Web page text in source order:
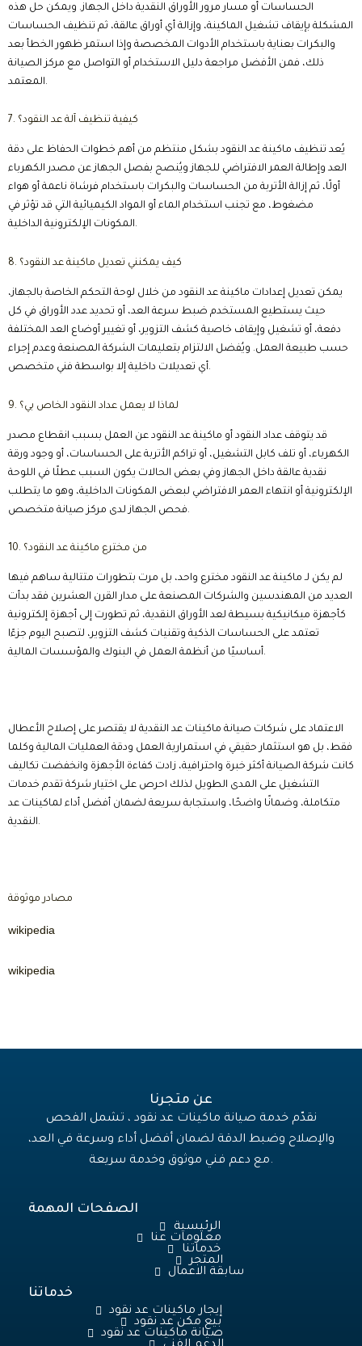
الحساسات أو مسار مرور الأوراق النقدية داخل الجهاز. ويمكن حل هذه
المشكلة بإيقاف تشغيل الماكينة، وإزالة أي أوراق عالقة، ثم تنظيف الحساسات
والبكرات بعناية باستخدام الأدوات المخصصة وإذا استمر ظهور الخطأ بعد
ذلك، فمن الأفضل مراجعة دليل الاستخدام أو التواصل مع مركز الصيانة
المعتمد.
7. كيفية تنظيف آلة عد النقود؟
يُعد تنظيف ماكينة عد النقود بشكل منتظم من أهم خطوات الحفاظ على دقة
العد وإطالة العمر الافتراضي للجهاز ويُنصح بفصل الجهاز عن مصدر الكهرباء
أولًا، ثم إزالة الأتربة من الحساسات والبكرات باستخدام فرشاة ناعمة أو هواء
مضغوط، مع تجنب استخدام الماء أو المواد الكيميائية التي قد تؤثر في
المكونات الإلكترونية الداخلية.
8. كيف يمكنني تعديل ماكينة عد النقود؟
يمكن تعديل إعدادات ماكينة عد النقود من خلال لوحة التحكم الخاصة بالجهاز،
حيث يستطيع المستخدم ضبط سرعة العد، أو تحديد عدد الأوراق في كل
دفعة، أو تشغيل وإيقاف خاصية كشف التزوير، أو تغيير أوضاع العد المختلفة
حسب طبيعة العمل. ويُفضل الالتزام بتعليمات الشركة المصنعة وعدم إجراء
أي تعديلات داخلية إلا بواسطة فني متخصص.
9. لماذا لا يعمل عداد النقود الخاص بي؟
قد يتوقف عداد النقود أو ماكينة عد النقود عن العمل بسبب انقطاع مصدر
الكهرباء، أو تلف كابل التشغيل، أو تراكم الأتربة على الحساسات، أو وجود ورقة
نقدية عالقة داخل الجهاز وفي بعض الحالات يكون السبب عطلًا في اللوحة
الإلكترونية أو انتهاء العمر الافتراضي لبعض المكونات الداخلية، وهو ما يتطلب
فحص الجهاز لدى مركز صيانة متخصص.
10. من مخترع ماكينة عد النقود؟
لم يكن لـ ماكينة عد النقود مخترع واحد، بل مرت بتطورات متتالية ساهم فيها
العديد من المهندسين والشركات المصنعة على مدار القرن العشرين فقد بدأت
كأجهزة ميكانيكية بسيطة لعد الأوراق النقدية، ثم تطورت إلى أجهزة إلكترونية
تعتمد على الحساسات الذكية وتقنيات كشف التزوير، لتصبح اليوم جزءًا
أساسيًا من أنظمة العمل في البنوك والمؤسسات المالية.
الاعتماد على شركات صيانة ماكينات عد النقدية لا يقتصر على إصلاح الأعطال
فقط، بل هو استثمار حقيقي في استمرارية العمل ودقة العمليات المالية وكلما
كانت شركة الصيانة أكثر خبرة واحترافية، زادت كفاءة الأجهزة وانخفضت تكاليف
التشغيل على المدى الطويل لذلك احرص على اختيار شركة تقدم خدمات
متكاملة، وضمانًا واضحًا، واستجابة سريعة لضمان أفضل أداء لماكينات عد
النقدية.
مصادر موثوقة
wikipedia
wikipedia
عن متجرنا
نقدّم خدمة صيانة ماكينات عد نقود ، تشمل الفحص
والإصلاح وضبط الدقة لضمان أفضل أداء وسرعة في العد،
مع دعم فني موثوق وخدمة سريعة.
الصفحات المهمة
الرئيسية
معلومات عنا
خدماتنا
المتجر
سابقة الاعمال
خدماتنا
إيجار ماكينات عد نقود
بيع مكن عد نقود
صيانة ماكينات عد نقود